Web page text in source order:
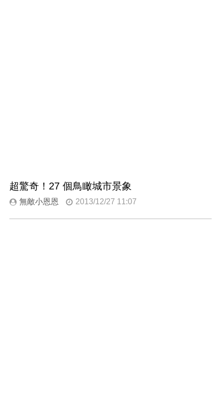
超驚奇！27 個鳥瞰城市景象
無敵小恩恩 2013/12/27 11:07